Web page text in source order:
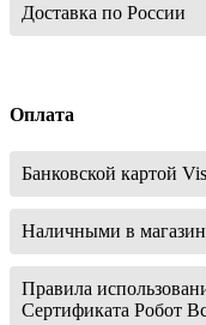
Доставка по России
Оплата
Банковской картой
Наличными в
Правила
Сертификата Робот